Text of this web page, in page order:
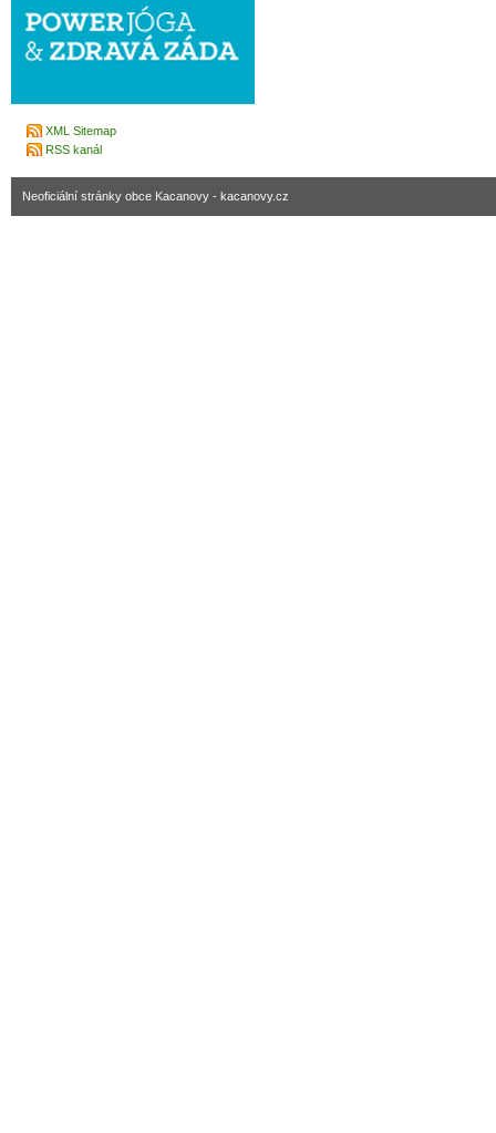
XML Sitemap
RSS kanál
Neoficiální stránky obce Kacanovy - kacanovy.cz